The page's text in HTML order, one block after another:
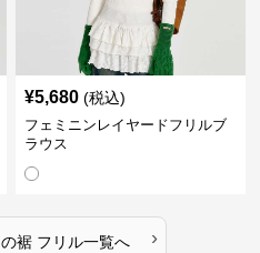
¥5,680 (税込)
フェミニンレイヤードフリルブ
ラウス
の裾 フリル一覧へ ›